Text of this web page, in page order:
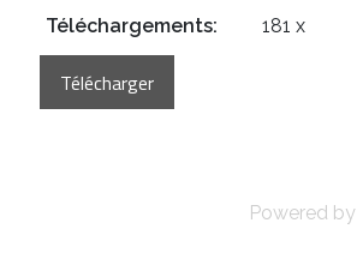
Téléchargements:
181 x
Powered by